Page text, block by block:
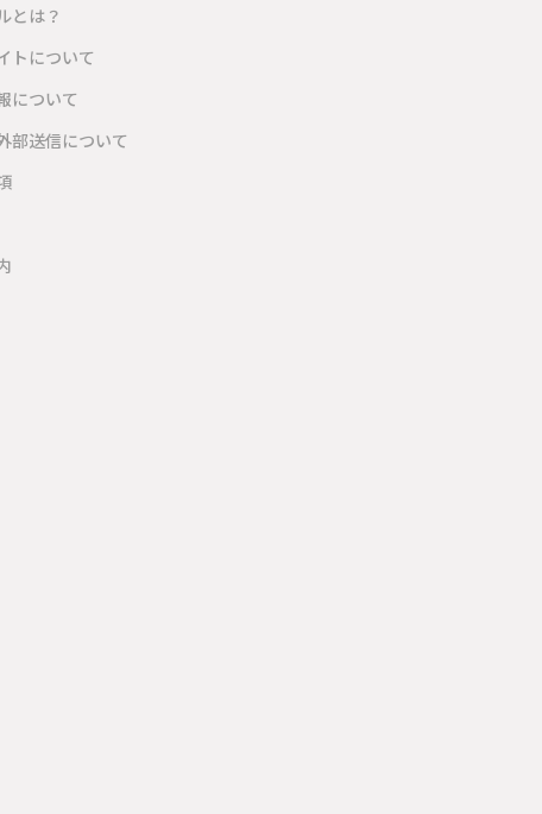
とは？
トについて
について
部送信について